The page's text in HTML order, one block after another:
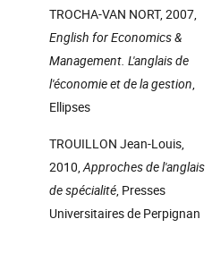
TROCHA-VAN NORT, 2007,
English for Economics &
Management. L'anglais de
l'économie et de la gestion,
Ellipses
TROUILLON Jean-Louis,
2010,Approches de l'anglais
de spécialité, Presses
Universitaires de Perpignan